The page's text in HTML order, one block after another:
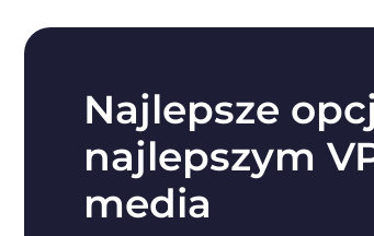
Najlepsze
najlepszym
media